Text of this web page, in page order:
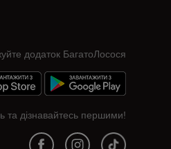
додаток БагатоЛосося
та дізнавайтесь першими!